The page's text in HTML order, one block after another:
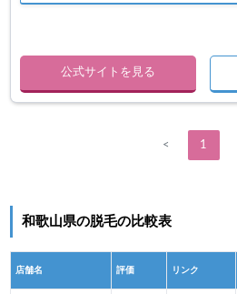
公式サイトを見る
< 1
和歌山県の脱毛の比較表
店舗名 評価 リンク